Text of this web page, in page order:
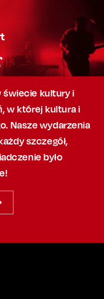
świecie kultury i
w której kultura i
Nasze wydarzenia
szczegół,
było